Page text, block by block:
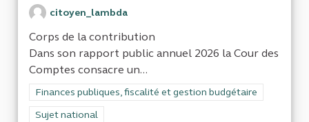
citoyen_lambda
Corps de la contribution
Dans son rapport public annuel 2026 la Cour des
Comptes consacre un...
Filtrer les résultats de la catégorie : Finances publiques,
Finances publiques, fiscalité et gestion budgétaire
Filtrer les résultats pour le secteur : Sujet national
Sujet national